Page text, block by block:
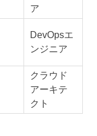
ア
DevOpsエ
ンジニア
クラウド
アーキテ
クト